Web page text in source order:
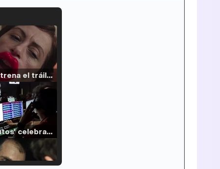
Filmin estrena el tráiler de 'Millennial Mal', su nueva comedia universitaria de la mano de Lorena Iglesias
'120 Minutos' celebra sus 2.000 programas en Telemadrid con un vídeo del día a día en la redacción